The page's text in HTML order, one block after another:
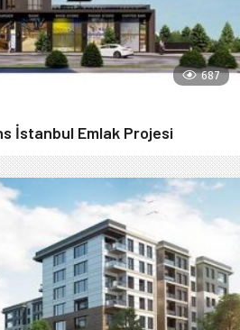
687
İstanbul Emlak Projesi